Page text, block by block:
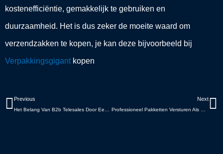
kostenefficiëntie, gemakkelijk te gebruiken en
duurzaamheid. Het is dus zeker de moeite waard om
verzendzakken te kopen, je kan deze bijvoorbeeld bij
Verpakkingsgigantkopen
Vorige
Previous Next